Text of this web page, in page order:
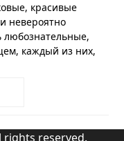
красивые
невероятно
каждый из них,
rights reserved.